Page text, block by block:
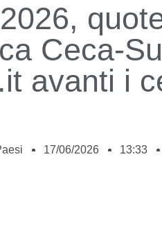
Ceca-
avanti i
17/06/2026 13:33